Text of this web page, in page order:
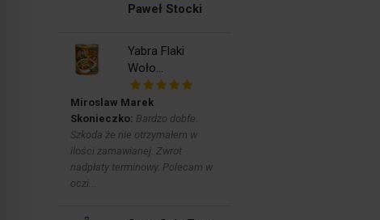
Paweł Stocki
Yabra Flaki
Woło...
Miroslaw Marek
Skonieczko: Bardzo dobfe.
Szkoda że nie otrzymałem w
ilości zamawianej. Zwrot
nadpłaty terminowy. Polecam w
oczi...